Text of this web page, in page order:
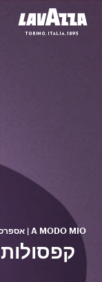
A MODO MIO | אספרסו
קפסולות A Modo Mio Soave